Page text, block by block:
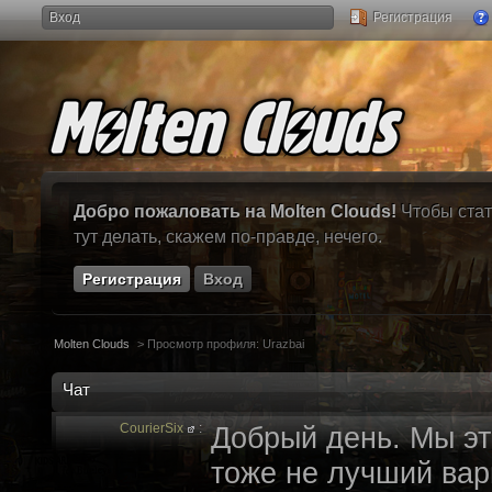
Вход Регистрация
Добро пожаловать на Molten Clouds! Чтобы
тут делать, скажем по-правде, нечего.
Регистрация Вход
Molten Clouds > Просмотр профиля: Urazbai
Чат
CourierSix : Добрый день. Мы
тоже не лучший